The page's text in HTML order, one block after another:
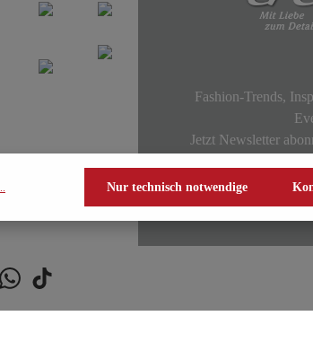
Fashion-Trends,
Jetzt Newsletter
Nur technisch notwendige